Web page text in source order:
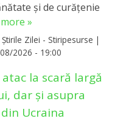
şi de curăţenie
»
Zilei - Stiripesurse |
2026 - 19:00
la scară largă
dar și asupra
Ucraina